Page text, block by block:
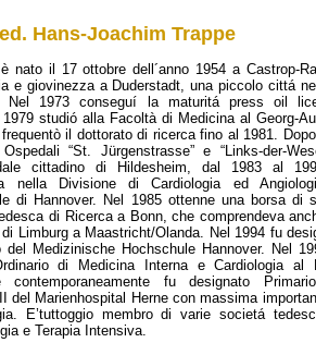
Hans-Joachim Trappe
nato il 17 ottobre dell´anno 1954 a Castrop-
e giovinezza a Duderstadt, una piccolo cittá
Nel 1973 conseguí la maturitá press oil
studió alla Facoltà di Medicina al Georg-
il dottorato di ricerca fino al 1981.
“St. Jürgenstrasse” e “Links-der-
cittadino di Hildesheim, dal 1983 al
nella Divisione di Cardiologia ed
di Hannover. Nel 1985 ottenne una borsa di
di Ricerca a Bonn, che comprendeva
Limburg a Maastricht/Olanda. Nel 1994 fu
del Medizinische Hochschule Hannover. Nel
di Medicina Interna e Cardiologia al
contemporaneamente fu designato
del Marienhospital Herne con massima
E’tuttoggio membro di varie societá
e Terapia Intensiva.